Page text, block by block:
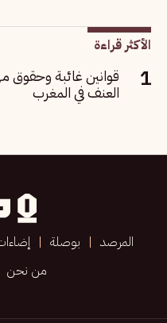
الأكثر قراءة
قوانين غائبة وحقوق
العنف في المغرب
المرصد بوصلة
من نحن